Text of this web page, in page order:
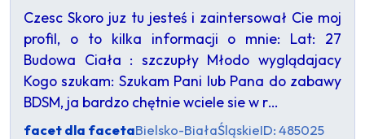
Czesc Skoro juz tu jesteś i zaintersował Cie moj
profil, o to kilka informacji o mnie: Lat: 27
Budowa Ciała : szczupły Młodo wyglądajacy
Kogo szukam: Szukam Pani lub Pana do zabawy
BDSM, ja bardzo chętnie wciele sie w r…
facet dla facetaBielsko-BiałaŚląskieID: 485025